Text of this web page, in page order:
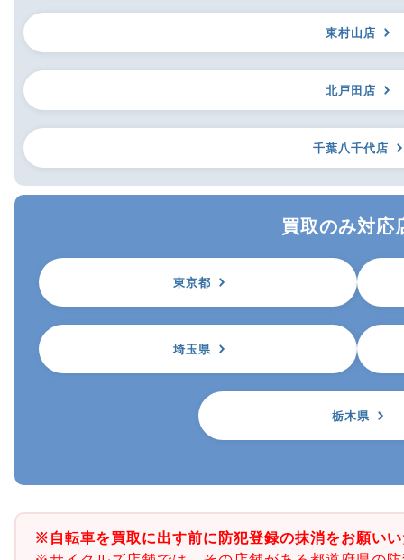
東村山店
北戸田店
千葉八千代店
買取のみ対応
東京都
埼玉県
栃木県
※自転車を買取に出す前に防犯登録の抹消をお願い